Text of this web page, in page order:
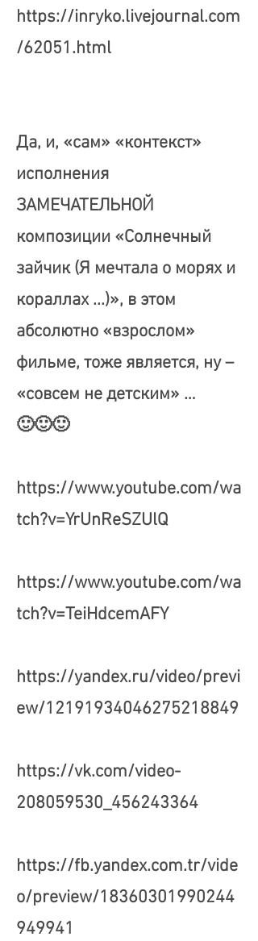
https://inryko.livejournal.com
/62051.html
Да, и, «сам» «контекст»
исполнения
ЗАМЕЧАТЕЛЬНОЙ
композиции «Солнечный
зайчик (Я мечтала о морях и
кораллах ...)», в этом
абсолютно «взрослом»
фильме, тоже является, ну –
«совсем не детским» …
🙂🙂🙂
https://www.youtube.com/wa
tch?v=YrUnReSZUlQ
https://www.youtube.com/wa
tch?v=TeiHdcemAFY
https://yandex.ru/video/previ
ew/12191934046275218849
https://vk.com/video-
208059530_456243364
https://fb.yandex.com.tr/vide
o/preview/18360301990244
949941